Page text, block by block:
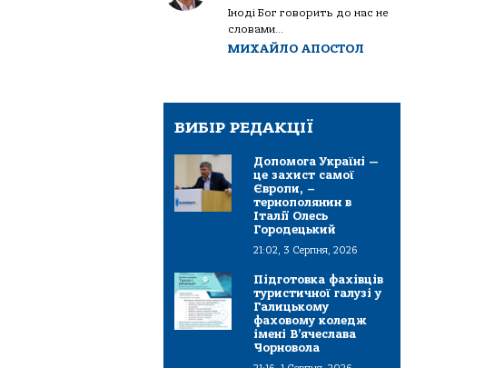
Іноді Бог говорить до нас не
словами...
МИХАЙЛО АПОСТОЛ
ВИБІР РЕДАКЦІЇ
Допомога Україні —
це захист самої
Європи, –
тернополянин в
Італії Олесь
Городецький
21:02, 3 Серпня, 2026
Підготовка фахівців
туристичної галузі у
Галицькому
фаховому коледж
імені В’ячеслава
Чорновола